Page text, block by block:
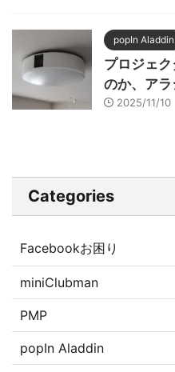
popIn Aladdin
プロジェ
のか、ア
2025/11/10
Categories
Facebookお困り
miniClubman
PMP
popIn Aladdin